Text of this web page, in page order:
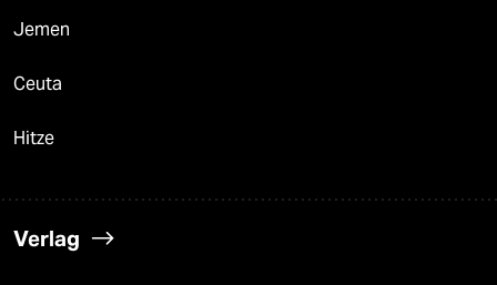
Jemen
Ceuta
Hitze
Verlag